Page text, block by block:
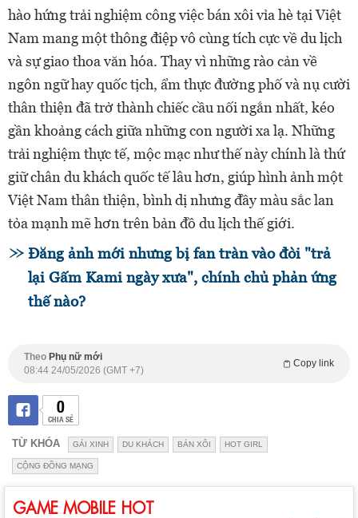
hào hứng trải nghiệm công việc bán xôi vỉa hè tại Việt
Nam mang một thông điệp vô cùng tích cực về du lịch
và sự giao thoa văn hóa. Thay vì những rào cản về
ngôn ngữ hay quốc tịch, ẩm thực đường phố và nụ cười
thân thiện đã trở thành chiếc cầu nối ngắn nhất, kéo
gần khoảng cách giữa những con người xa lạ. Những
trải nghiệm thực tế, mộc mạc như thế này chính là thứ
giữ chân du khách quốc tế lâu hơn, giúp hình ảnh một
Việt Nam thân thiện, bình dị nhưng đầy màu sắc lan
tỏa mạnh mẽ hơn trên bản đồ du lịch thế giới.
Đăng ảnh mới nhưng bị fan tràn vào đòi "trả
lại Gấm Kami ngày xưa", chính chủ phản ứng
thế nào?
Theo Phụ nữ mới
Copy link
08:44 24/05/2026 (GMT +7)
0
CHIA SẺ
TỪ KHÓA GÁI XINH DU KHÁCH BÁN XÔI HOT GIRL
CỘNG ĐỒNG MẠNG
GAME MOBILE HOT